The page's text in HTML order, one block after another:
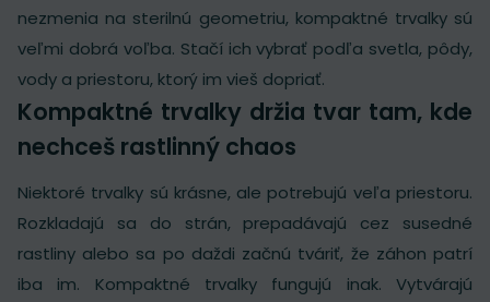
nezmenia na sterilnú geometriu, kompaktné trvalky sú
veľmi dobrá voľba. Stačí ich vybrať podľa svetla, pôdy,
vody a priestoru, ktorý im vieš dopriať.
Kompaktné trvalky držia tvar tam, kde
nechceš rastlinný chaos
Niektoré trvalky sú krásne, ale potrebujú veľa priestoru.
Rozkladajú sa do strán, prepadávajú cez susedné
rastliny alebo sa po daždi začnú tváriť, že záhon patrí
iba im. Kompaktné trvalky fungujú inak. Vytvárajú